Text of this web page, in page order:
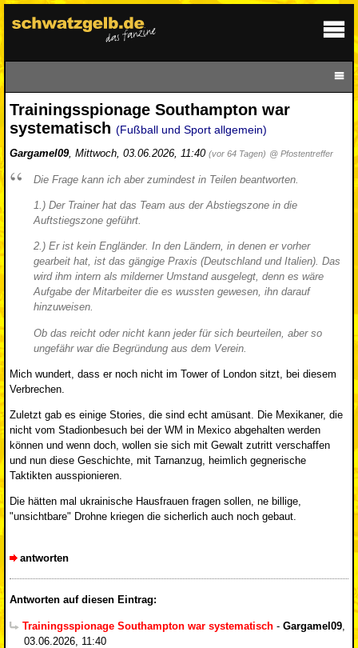
Trainingsspionage Southampton war
systematisch (Fußball und Sport allgemein)
Gargamel09, Mittwoch, 03.06.2026, 11:40 (vor 64 Tagen) @ Pfostentreffer
Die Frage kann ich aber zumindest in Teilen beantworten.
1.) Der Trainer hat das Team aus der Abstiegszone in die
Auftstiegszone geführt.
2.) Er ist kein Engländer. In den Ländern, in denen er vorher
gearbeit hat, ist das gängige Praxis (Deutschland und Italien). Das
wird ihm intern als milderner Umstand ausgelegt, denn es wäre
Aufgabe der Mitarbeiter die es wussten gewesen, ihn darauf
hinzuweisen.
Ob das reicht oder nicht kann jeder für sich beurteilen, aber so
ungefähr war die Begründung aus dem Verein.
Mich wundert, dass er noch nicht im Tower of London sitzt, bei diesem
Verbrechen.
Zuletzt gab es einige Stories, die sind echt amüsant. Die Mexikaner, die
nicht vom Stadionbesuch bei der WM in Mexico abgehalten werden
können und wenn doch, wollen sie sich mit Gewalt zutritt verschaffen
und nun diese Geschichte, mit Tarnanzug, heimlich gegnerische
Taktikten ausspionieren.
Die hätten mal ukrainische Hausfrauen fragen sollen, ne billige,
"unsichtbare" Drohne kriegen die sicherlich auch noch gebaut.
antworten
Antworten auf diesen Eintrag:
Trainingsspionage Southampton war systematisch - Gargamel09
03.06.2026, 11:40